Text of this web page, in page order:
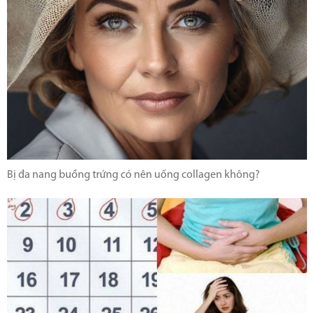
Bị đa nang buồng trứng có nên uống collagen không?